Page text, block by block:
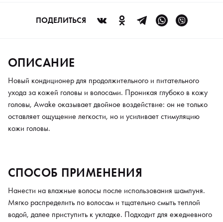
ПОДЕЛИТЬСЯ
ОПИСАНИЕ
Новый кондиционер для продолжительного и питательного
ухода за кожей головы и волосами. Проникая глубоко в кожу
головы, Awake оказывает двойное воздействие: он не только
оставляет ощущение легкости, но и усиливает стимуляцию
кожи головы.
СПОСОБ ПРИМЕНЕНИЯ
Нанести на влажные волосы после использования шампуня.
Мягко распределить по волосам и тщательно смыть теплой
водой, далее приступить к укладке. Подходит для ежедневного